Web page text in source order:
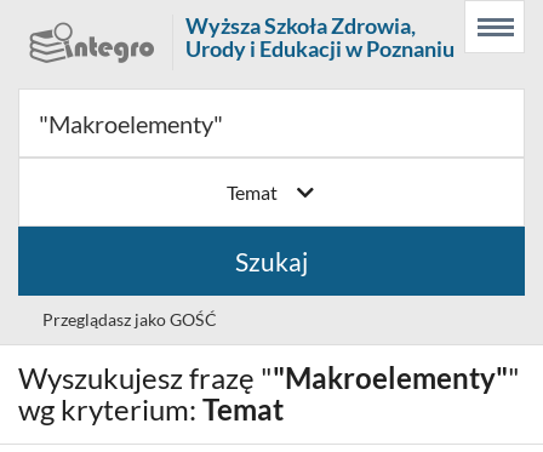
Menu
główne
Wyszukiwarka
Treść
główna
Menu
Prolib
Integro
strona
główna
Wyższa Szkoła Zdrowia,
Urody i Edukacji w Poznaniu
Temat
Szukaj
Przeglądasz jako GOŚĆ
Wybór
języka
Polski (PL)
Zaloguj
Wyszukujesz frazę ""Makroelementy""
wg kryterium: Temat